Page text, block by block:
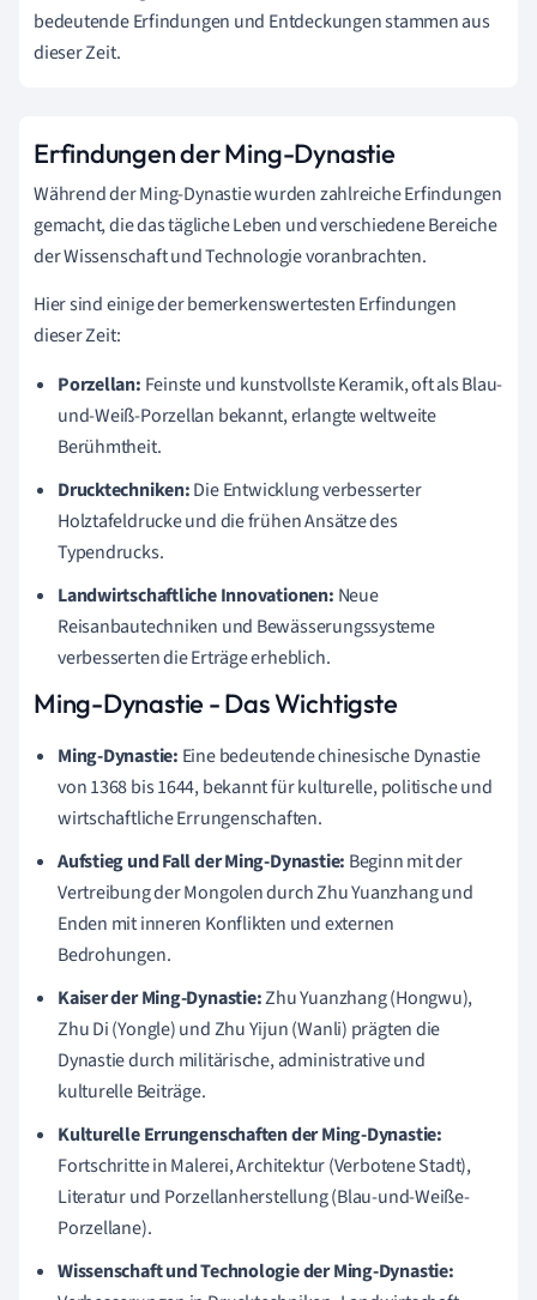
bedeutende Erfindungen und Entdeckungen stammen aus
dieser Zeit.
Erfindungen der Ming-Dynastie
Während der Ming-Dynastie wurden zahlreiche Erfindungen
gemacht, die das tägliche Leben und verschiedene Bereiche
der Wissenschaft und Technologie voranbrachten.
Hier sind einige der bemerkenswertesten Erfindungen
dieser Zeit:
Porzellan: Feinste und kunstvollste Keramik, oft als Blau-
und-Weiß-Porzellan bekannt, erlangte weltweite
Berühmtheit.
Drucktechniken:Die Entwicklung verbesserter
Holztafeldrucke und die frühen Ansätze des
Typendrucks.
Landwirtschaftliche Innovationen: Neue
Reisanbautechniken und Bewässerungssysteme
verbesserten die Erträge erheblich.
Ming-Dynastie - Das Wichtigste
Ming-Dynastie: Eine bedeutende chinesische Dynastie
von 1368 bis 1644, bekannt für kulturelle, politische und
wirtschaftliche Errungenschaften.
Aufstieg und Fall der Ming-Dynastie: Beginn mit der
Vertreibung der Mongolen durch Zhu Yuanzhang und
Enden mit inneren Konflikten und externen
Bedrohungen.
Kaiser der Ming-Dynastie:Zhu Yuanzhang (Hongwu),
Zhu Di (Yongle) und Zhu Yijun (Wanli) prägten die
Dynastie durch militärische, administrative und
kulturelle Beiträge.
Kulturelle Errungenschaften der Ming-Dynastie:
Fortschritte in Malerei, Architektur (Verbotene Stadt),
Literatur und Porzellanherstellung (Blau-und-Weiße-
Porzellane).
Wissenschaft und Technologie der Ming-Dynastie: